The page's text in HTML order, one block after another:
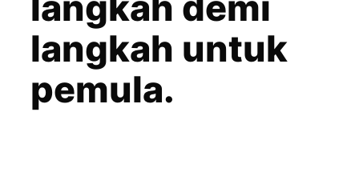
langkah untuk
pemula.